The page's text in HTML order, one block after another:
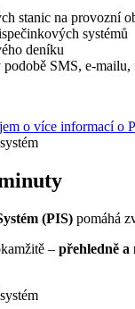
stanic na provozní
systémů
deníku
SMS, e-
o více informací o
(PIS) pomáhá
– přehledně a